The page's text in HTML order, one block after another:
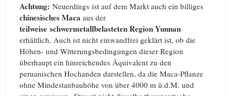
Achtung: Neuerdings ist auf dem Markt auch ein billiges
chinesischesMaca aus der
teilweise schwermetallbelastetenRegion Yunnan
erhältlich. Auch ist nicht einwandfrei geklärt ist, ob die
Höhen- und Witterungsbedingungen dieser Region
überhaupt ein hinreichendes Äquivalent zu den
peruanischen Hochanden darstellen, da die Maca-Pflanze
ohne Mindestanbauhöhe von über 4000 m ü.d.M. und